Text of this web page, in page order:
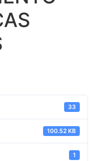
33
100.52 KB
1